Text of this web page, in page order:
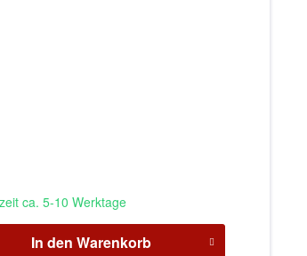
ca. 5-10 Werktage
In den Warenkorb